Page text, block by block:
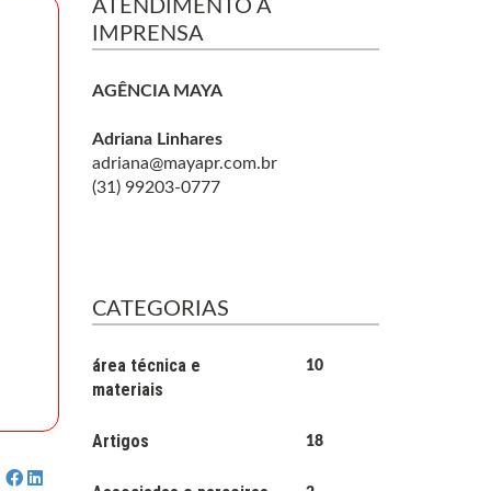
ATENDIMENTO À
IMPRENSA
AGÊNCIA MAYA
Adriana Linhares
adriana@mayapr.com.br
(31) 99203-0777
CATEGORIAS
área técnica e
materiais
10
Artigos 18